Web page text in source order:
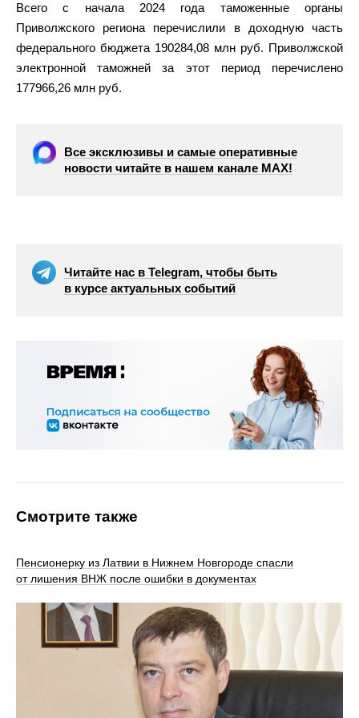
Всего с начала 2024 года таможенные органы
Приволжского региона перечислили в доходную часть
федерального бюджета 190284,08 млн руб. Приволжской
электронной таможней за этот период перечислено
177966,26 млн руб.
Все эксклюзивы и самые оперативные
новости читайте в нашем канале МАХ!
Читайте нас в Telegram, чтобы быть
в курсе актуальных событий
Смотрите также
Пенсионерку из Латвии в Нижнем Новгороде спасли
от лишения ВНЖ после ошибки в документах